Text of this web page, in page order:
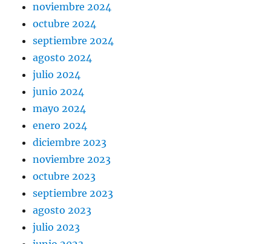
noviembre 2024
octubre 2024
septiembre 2024
agosto 2024
julio 2024
junio 2024
mayo 2024
enero 2024
diciembre 2023
noviembre 2023
octubre 2023
septiembre 2023
agosto 2023
julio 2023